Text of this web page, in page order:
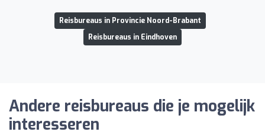
Reisbureaus in Provincie Noord-Brabant
Reisbureaus in Eindhoven
Andere reisbureaus die je mogelijk
interesseren